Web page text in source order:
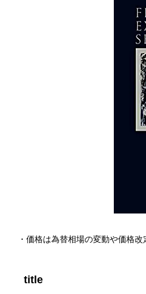
title
・価格は為替相場の変動や価格